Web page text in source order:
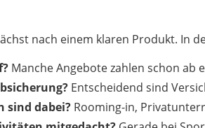
nach einem klaren Produkt. In
Manche Angebote zahlen schon
Entscheidend sind
sind dabei? Rooming-in,